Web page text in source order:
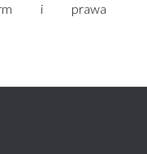
i prawa